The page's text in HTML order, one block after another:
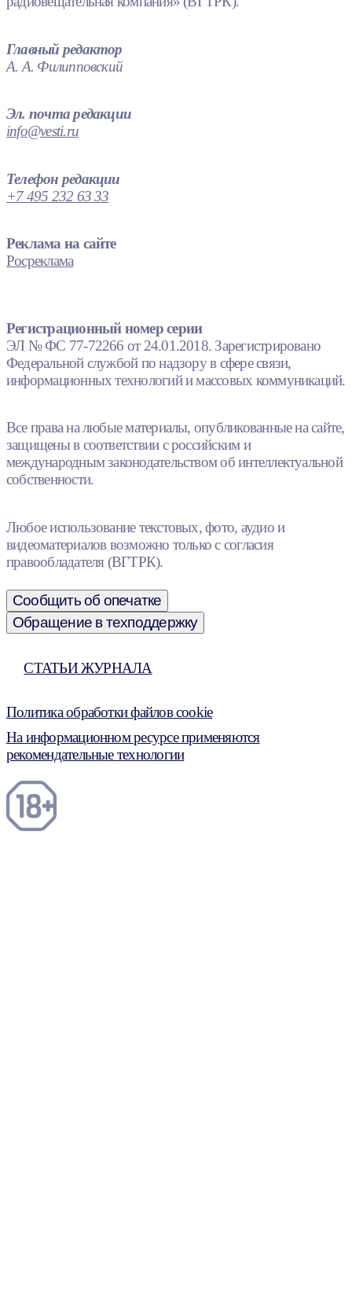
Главный редактор
А. А. Филипповский
Эл. почта редакции
info@vesti.ru
Телефон редакции
+7 495 232 63 33
Реклама на сайте
Росреклама
Регистрационный номер серии
ЭЛ № ФС 77-72266 от 24.01.2018. Зарегистрировано
Федеральной службой по надзору в сфере связи,
информационных технологий и массовых коммуникаций.
Все права на любые материалы, опубликованные на сайте,
защищены в соответствии с российским и
международным законодательством об интеллектуальной
собственности.
Любое использование текстовых, фото, аудио и
видеоматериалов возможно только с согласия
правообладателя (ВГТРК).
Сообщить об опечатке
Обращение в техподдержку
СТАТЬИ ЖУРНАЛА
Политика обработки файлов cookie
На информационном ресурсе применяются
рекомендательные технологии